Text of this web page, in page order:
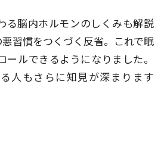
る脳内ホルモンのしくみも解説
習慣をつくづく反省。これで眠
ールできるようになりました。
人もさらに知見が深まります